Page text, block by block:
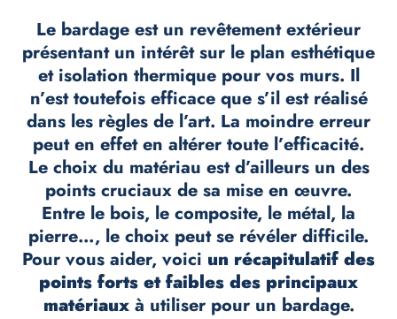
Le bardage est un revêtement extérieur
présentant un intérêt sur le plan esthétique
etisolation thermique pour vos murs. Il
n’est toutefois efficace que s’il est réalisé
dans les règles de l’art. La moindre erreur
peut en effet en altérer toute l’efficacité.
Le choix du matériau est d’ailleurs un des
points cruciaux de sa mise en œuvre.
Entre le bois, le composite, le métal, la
pierre…, le choix peut se révéler difficile.
Pour vous aider, voici un récapitulatif des
points forts et faibles des principaux
matériauxà utiliser pour un bardage.